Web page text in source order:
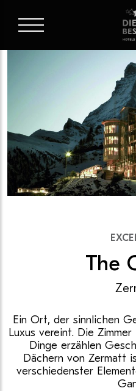
The
Ein Ort, der sinnlichen
Luxus vereint. Die
Dinge erzählen
Dächern von Zermatt
verschiedenster